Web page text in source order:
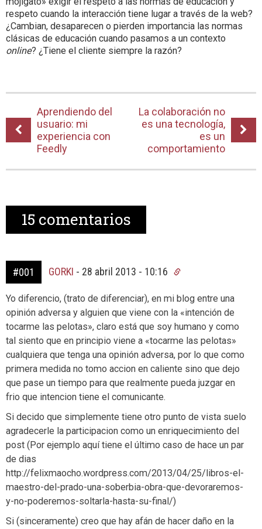
respeto cuando la interacción tiene lugar a través de la web?
¿Cambian, desaparecen o pierden importancia las normas
clásicas de educación cuando pasamos a un contexto
online? ¿Tiene el cliente siempre la razón?
Aprendiendo del
usuario: mi
experiencia con
Feedly
La colaboración no
es una tecnología,
es un
comportamiento
15 comentarios
#001 GORKI - 28 abril 2013 - 10:16
Yo diferencio, (trato de diferenciar), en mi blog entre una
opinión adversa y alguien que viene con la «intención de
tocarme las pelotas», claro está que soy humano y como
tal siento que en principio viene a «tocarme las pelotas»
cualquiera que tenga una opinión adversa, por lo que como
primera medida no tomo accion en caliente sino que dejo
que pase un tiempo para que realmente pueda juzgar en
frio que intencion tiene el comunicante.
Si decido que simplemente tiene otro punto de vista suelo
agradecerle la participacion como un enriquecimiento del
post (Por ejemplo aquí tiene el último caso de hace un par
de dias
http://felixmaocho.wordpress.com/2013/04/25/libros-el-
maestro-del-prado-una-soberbia-obra-que-devoraremos-
y-no-poderemos-soltarla-hasta-su-final/)
Si (sinceramente) creo que hay afán de hacer daño en la